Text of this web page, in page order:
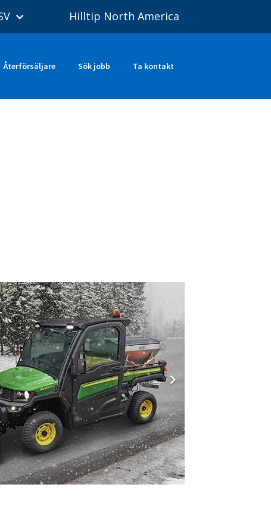
Hilltip North America
Återförsäljare Sök jobb Ta kontakt